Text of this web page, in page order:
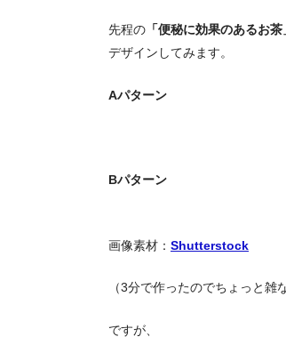
先程の 「便秘に効果のあるお茶
デザインしてみます。
Aパターン
Bパターン
画像素材： Shutterstock
（3分で作ったのでちょっと雑
ですが、